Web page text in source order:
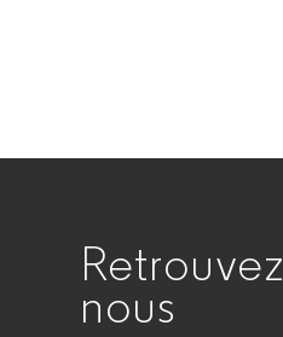
Retrouvez
nous